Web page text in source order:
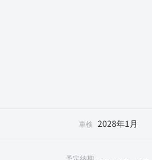
車検 2028年1月
予定納期